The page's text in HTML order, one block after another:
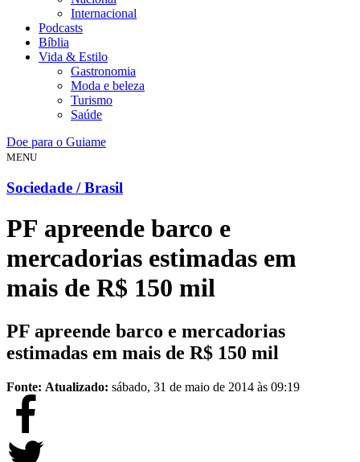
Internacional
Podcasts
Bíblia
Vida & Estilo
Gastronomia
Moda e beleza
Turismo
Saúde
Doe para o Guiame
MENU
Sociedade / Brasil
PF apreende barco e
mercadorias estimadas em
mais de R$ 150 mil
PF apreende barco e mercadorias
estimadas em mais de R$ 150 mil
Fonte: Atualizado: sábado, 31 de maio de 2014 às 09:19